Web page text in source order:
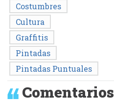
Costumbres
Cultura
Graffitis
Pintadas
Pintadas Puntuales
Comentarios